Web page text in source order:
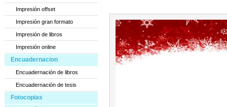
Impresión offset
Impresión gran formato
Impresión de libros
Impresión online
Encuadernacion
Encuadernación de libros
Encuadernación de tesis
Fotocopias